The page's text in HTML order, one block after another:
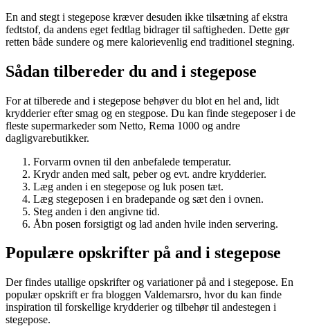
En and stegt i stegepose kræver desuden ikke tilsætning af ekstra
fedtstof, da andens eget fedtlag bidrager til saftigheden. Dette gør
retten både sundere og mere kalorievenlig end traditionel stegning.
Sådan tilbereder du and i stegepose
For at tilberede and i stegepose behøver du blot en hel and, lidt
krydderier efter smag og en stegpose. Du kan finde stegeposer i de
fleste supermarkeder som Netto, Rema 1000 og andre
dagligvarebutikker.
Forvarm ovnen til den anbefalede temperatur.
Krydr anden med salt, peber og evt. andre krydderier.
Læg anden i en stegepose og luk posen tæt.
Læg stegeposen i en bradepande og sæt den i ovnen.
Steg anden i den angivne tid.
Åbn posen forsigtigt og lad anden hvile inden servering.
Populære opskrifter på and i stegepose
Der findes utallige opskrifter og variationer på and i stegepose. En
populær opskrift er fra bloggen Valdemarsro, hvor du kan finde
inspiration til forskellige krydderier og tilbehør til andestegen i
stegepose.